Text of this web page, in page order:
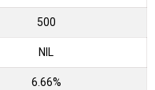
500
NIL
6.66%